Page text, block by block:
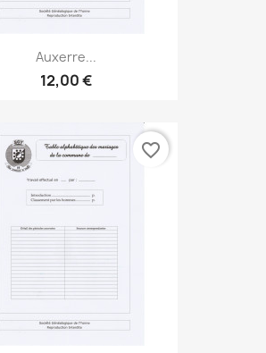
Auxerre...
12,00 €
favorite_border